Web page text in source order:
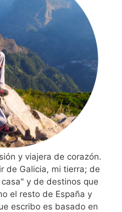
y viajera de corazón.
de Galicia, mi tierra; de
y de destinos que
el resto de España y
escribo es basado en